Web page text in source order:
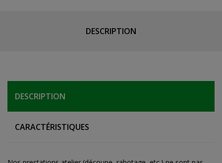
DESCRIPTION
DESCRIPTION
CARACTÉRISTIQUES